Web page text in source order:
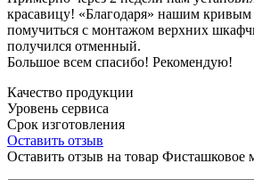
красавицу! «Благодаря» нашим
помучиться с монтажом верхних
получился отменный.
Большое всем спасибо! Рекомендую!
Качество продукции
Уровень сервиса
Срок изготовления
Оставить отзыв
Оставить отзыв на товар Фисташковое